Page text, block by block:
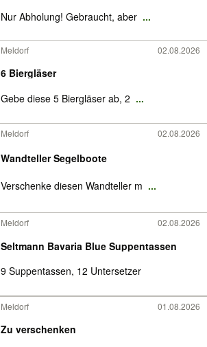
Nur Abholung! Gebraucht, aber ...
Meldorf 02.08.2026
6 Biergläser
Gebe diese 5 Biergläser ab, 2 ...
Meldorf 02.08.2026
Wandteller Segelboote
Verschenke diesen Wandteller m ...
Meldorf 02.08.2026
Seltmann Bavaria Blue Suppentassen
9 Suppentassen, 12 Untersetzer
Meldorf 01.08.2026
Zu verschenken